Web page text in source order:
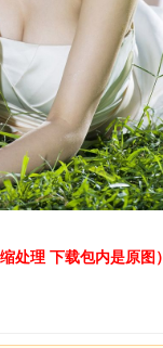
处理 下载包内是原图）